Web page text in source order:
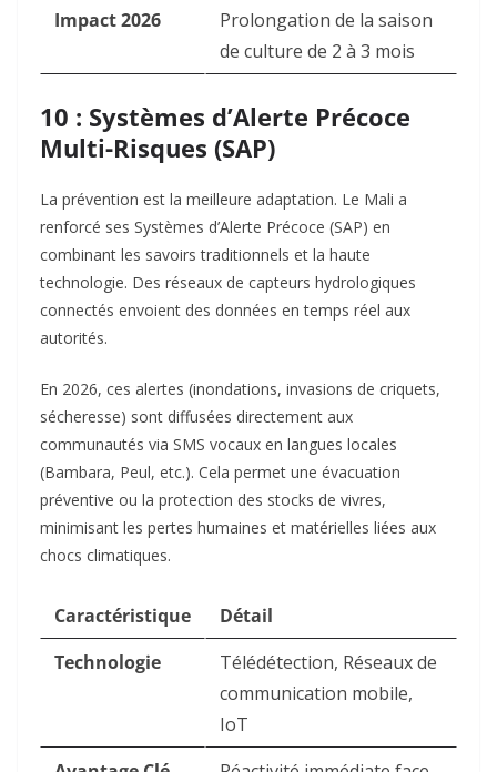
Impact 2026
Prolongation de la saison
de culture de 2 à 3 mois
10 : Systèmes d’Alerte Précoce
Multi-Risques (SAP)
La prévention est la meilleure adaptation. Le Mali a
renforcé ses Systèmes d’Alerte Précoce (SAP) en
combinant les savoirs traditionnels et la haute
technologie. Des réseaux de capteurs hydrologiques
connectés envoient des données en temps réel aux
autorités.
En 2026, ces alertes (inondations, invasions de criquets,
sécheresse) sont diffusées directement aux
communautés via SMS vocaux en langues locales
(Bambara, Peul, etc.). Cela permet une évacuation
préventive ou la protection des stocks de vivres,
minimisant les pertes humaines et matérielles liées aux
chocs climatiques.
Caractéristique
Détail
Technologie
Télédétection, Réseaux de
communication mobile,
IoT